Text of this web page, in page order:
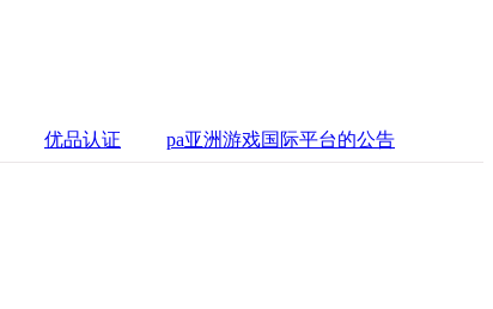
优品认证 pa亚洲游戏国际平台的公告